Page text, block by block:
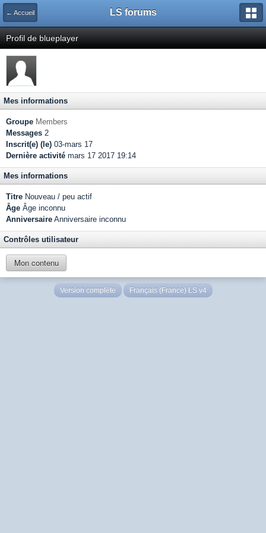
← Accueil LS forums
Profil de blueplayer
Mes informations
Groupe Members
Messages 2
Inscrit(e) (le) 03-mars 17
Dernière activité mars 17 2017 19:14
Mes informations
Titre Nouveau / peu actif
Âge Âge inconnu
Anniversaire Anniversaire inconnu
Contrôles utilisateur
Mon contenu
Version complète Français (France) LS v4